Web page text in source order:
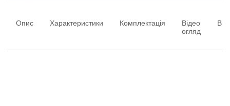
Опис Характеристики Комплектація
Відео
огляд